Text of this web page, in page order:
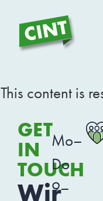
This content is
GET
IN
TOUCH
Wir
Mo–
Do
9–